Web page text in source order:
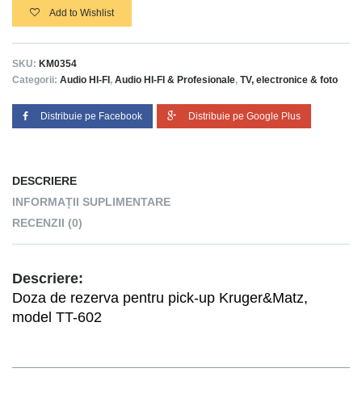
Add to Wishlist
SKU: KM0354
Categorii: Audio HI-FI , Audio HI-FI & Profesionale, TV, electronice & foto
Distribuie pe Facebook Distribuie pe Google Plus
DESCRIERE
INFORMAȚII SUPLIMENTARE
RECENZII (0)
Descriere:
Doza de rezerva pentru pick-up Kruger&Matz,
model TT-602